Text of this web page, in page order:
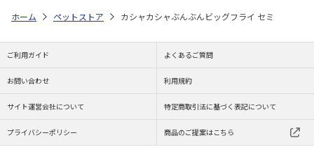
ホーム ペットストア カシャカシャぶんぶんビッグフライ セミ
ご利用ガイド よくあるご質問
お問い合わせ 利用規約
サイト運営会社について 特定商取引法に基づく表記について
プライバシーポリシー 商品のご提案はこちら